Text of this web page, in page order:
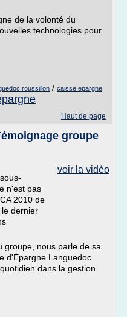
de la volonté du
technologies pour
roussillon / caisse epargne
Haut de page
groupe
voir la vidéo
n'est pas
2010 de
dernier
groupe, nous parle de sa
d'Épargne Languedoc
dans la gestion